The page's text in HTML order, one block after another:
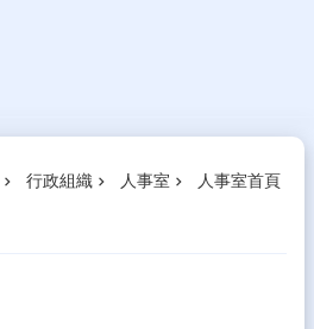
行政組織 人事室 人事室首頁